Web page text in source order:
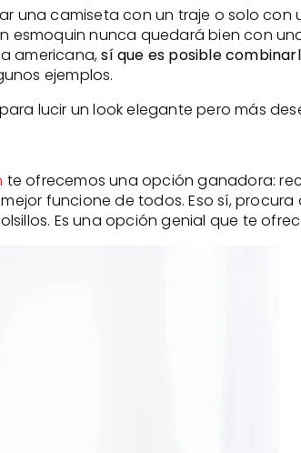
una camiseta con un traje o solo con
esmoquin nunca quedará bien con
americana,sí que es posible
ejemplos.
lucir un look elegante pero más
te ofrecemos una opción ganadora:
funcione de todos. Eso sí,
Es una opción genial que te